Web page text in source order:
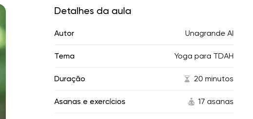
Detalhes da aula
Autor Unagrande AI
Tema Yoga para TDAH
Duração 20 minutos
Asanas e exercícios 17 asanas